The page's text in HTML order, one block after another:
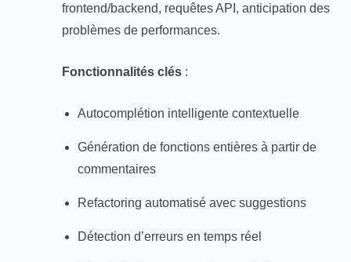
frontend/backend, requêtes API, anticipation des
problèmes de performances.
Fonctionnalités clés :
Autocomplétion intelligente contextuelle
Génération de fonctions entières à partir de
commentaires
Refactoring automatisé avec suggestions
Détection d’erreurs en temps réel